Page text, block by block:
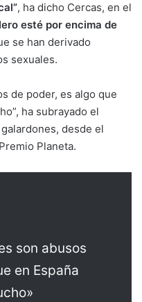
, ha dicho Cercas, en el
esté por encima de
se han derivado
sexuales.
de poder, es algo que
ha subrayado el
desde el
Planeta.
son abusos
en España